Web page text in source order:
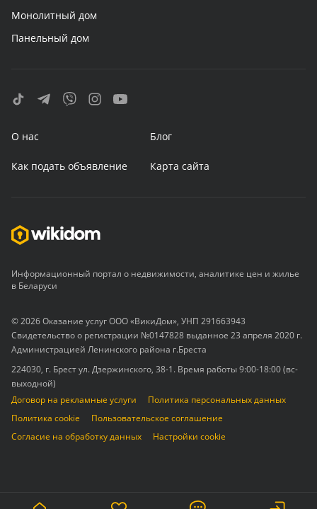
Монолитный дом
Панельный дом
О нас Блог
Как подать объявление Карта сайта
Информационный портал о недвижимости, аналитике цен и жилье
в Беларуси
© 2026 Оказание услуг ООО «ВикиДом», УНП 291663943
Свидетельство о регистрации №0147828 выданное 23 апреля 2020 г.
Администрацией Ленинского района г.Бреста
224030, г. Брест ул. Дзержинского, 38-1. Время работы 9:00-18:00 (вс-
выходной)
Договор на рекламные услуги
Политика персональных данных
Политика cookie
Пользовательское соглашение
Согласие на обработку данных
Настройки cookie